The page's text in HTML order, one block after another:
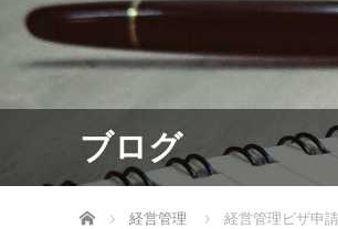
ブログ
ホーム 経営管理 経営管理ビザ申